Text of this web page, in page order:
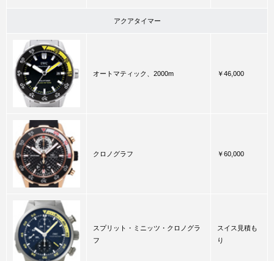
アクアタイマー
オートマティック、2000m ￥46,000
クロノグラフ ￥60,000
スプリット・ミニッツ・クロノグラ
フ
スイス見積も
り